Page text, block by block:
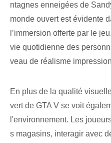
ntagnes enneigées de
monde ouvert est évidente
l’immersion offerte par le
vie quotidienne des
veau de réalisme
En plus de la qualité
vert de GTA V se voit
l'environnement. Les
s magasins, interagir avec